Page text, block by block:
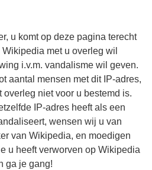
u komt op deze pagina terecht
met u overleg wil
i.v.m. vandalisme wil geven.
aantal mensen met dit IP-adres,
overleg niet voor u bestemd is.
IP-adres heeft als een
wensen wij u van
van Wikipedia, en moedigen
u heeft verworven op Wikipedia
ga je gang!